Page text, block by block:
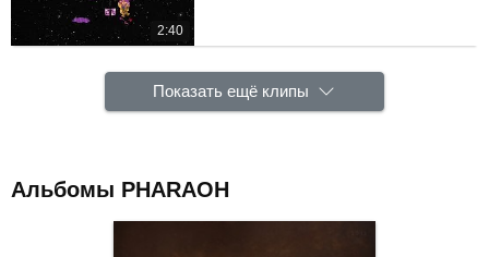
2:40
Показать ещё клипы
Альбомы PHARAOH